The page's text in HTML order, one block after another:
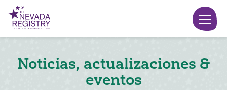
Noticias, actualizaciones &
eventos